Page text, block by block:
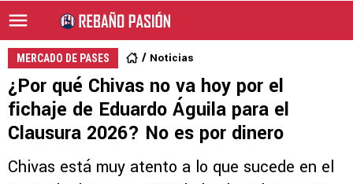
MERCADO DE PASES Noticias
¿Por qué Chivas no va hoy por el
fichaje de Eduardo Águila para el
Clausura 2026? No es por dinero
Chivas está muy atento a lo que sucede en el